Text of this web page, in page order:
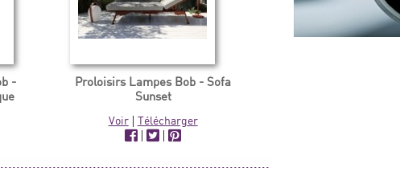
-
Proloisirs Lampes Bob - Sofa
Sunset
Voir| Télécharger
|
|